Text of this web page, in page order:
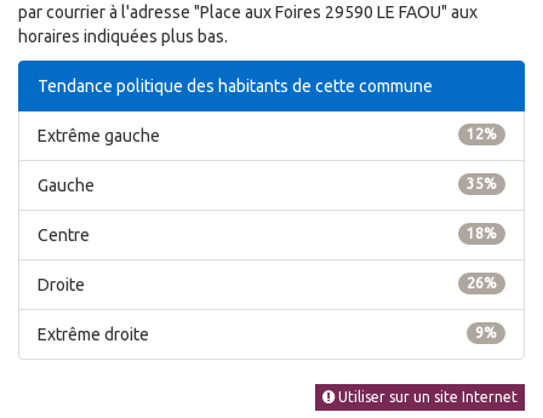
par courrier à l'adresse "Place aux Foires 29590 LE FAOU" aux
horaires indiquées plus bas.
Tendance politique des habitants de cette commune
12%
Extrême gauche
35%
Gauche
18%
Centre
26%
Droite
9%
Extrême droite
Utiliser sur un site Internet